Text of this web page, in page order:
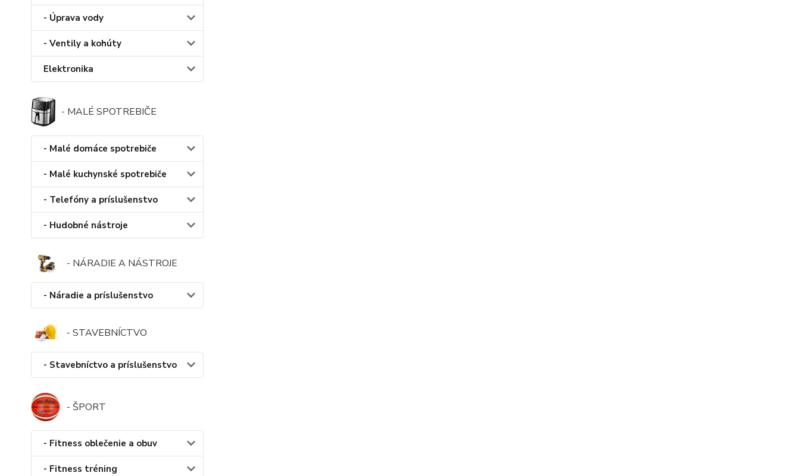
- Úprava vody
- Ventily a kohúty
Elektronika
- MALÉ SPOTREBIČE
- Malé domáce spotrebiče
- Malé kuchynské spotrebiče
- Telefóny a príslušenstvo
- Hudobné nástroje
- NÁRADIE A NÁSTROJE
- Náradie a príslušenstvo
- STAVEBNÍCTVO
- Stavebníctvo a príslušenstvo
- ŠPORT
- Fitness oblečenie a obuv
- Fitness tréning